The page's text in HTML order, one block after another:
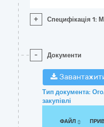
+ Специфікація 1:
- Документи
Тип документа:
закупівлі
ФАЙЛ